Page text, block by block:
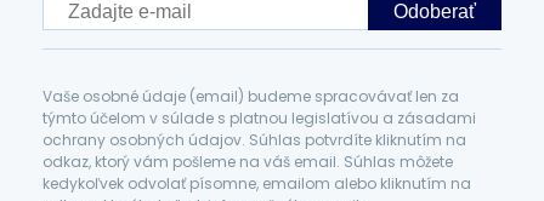
Odoberať
Vaše osobné údaje (email) budeme spracovávať len za
týmto účelom v súlade s platnou legislatívou a zásadami
ochrany osobných údajov. Súhlas potvrdíte kliknutím na
odkaz, ktorý vám pošleme na váš email. Súhlas môžete
kedykoľvek odvolať písomne, emailom alebo kliknutím na